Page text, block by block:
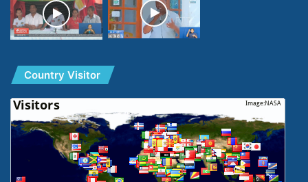
Country Visitor